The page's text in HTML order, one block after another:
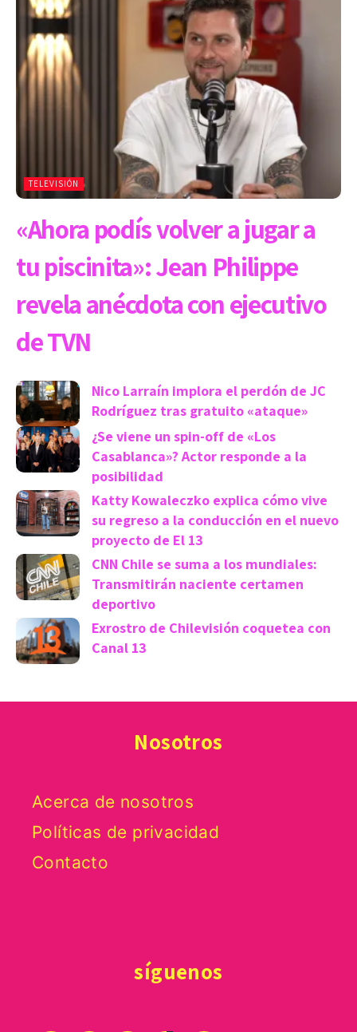
TELEVISIÓN
«Ahora podís volver a jugar a
tu piscinita»: Jean Philippe
revela anécdota con ejecutivo
de TVN
Nico Larraín implora el perdón de JC
Rodríguez tras gratuito «ataque»
¿Se viene un spin-off de «Los
Casablanca»? Actor responde a la
posibilidad
Katty Kowaleczko explica cómo vive
su regreso a la conducción en el nuevo
proyecto de El 13
CNN Chile se suma a los mundiales:
Transmitirán naciente certamen
deportivo
Exrostro de Chilevisión coquetea con
Canal 13
Nosotros
Acerca de nosotros
Políticas de privacidad
Contacto
síguenos